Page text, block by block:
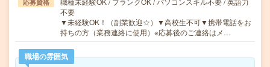
応募資格
不要
▼未経験OK！（副業歓迎☆）▼高校生不可▼携帯電話をお
持ちの方（業務連絡に使用）※応募後のご連絡はメ…
職場の雰囲気